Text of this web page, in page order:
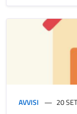
AVVISI 20